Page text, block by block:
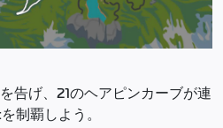
告げ、21のヘアピンカーブが連
制覇しよう。